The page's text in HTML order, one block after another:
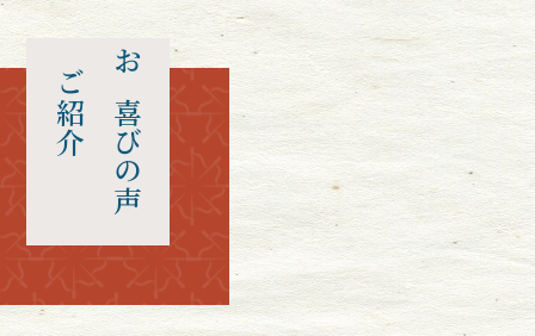
お喜びの声
ご紹介